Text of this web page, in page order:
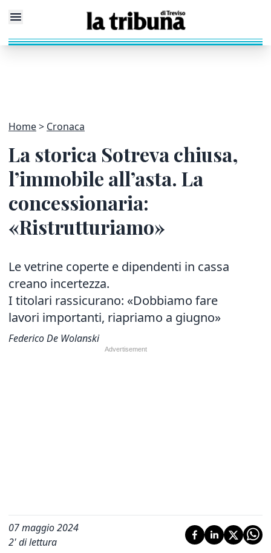
Home Cronaca
La storica Sotreva chiusa,
l’immobile all’asta. La
concessionaria:
«Ristrutturiamo»
Le vetrine coperte e dipendenti in cassa
creano incertezza.
I titolari rassicurano: «Dobbiamo fare
lavori importanti, riapriamo a giugno»
Federico De Wolanski
07 maggio 2024
2' di lettura